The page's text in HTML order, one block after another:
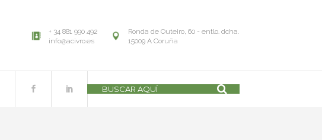
+ 34 881 990 492
info@acivro.es
Ronda de Outeiro, 60 - entlo. dcha.
15009 A Coruña